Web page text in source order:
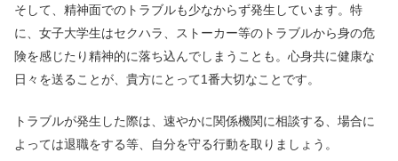
そして、精神面でのトラブルも少なからず発生しています。特
に、女子大学生はセクハラ、ストーカー等のトラブルから身の危
険を感じたり精神的に落ち込んでしまうことも。心身共に健康な
日々を送ることが、貴方にとって1番大切なことです。
トラブルが発生した際は、速やかに関係機関に相談する、場合に
よっては退職をする等、自分を守る行動を取りましょう。